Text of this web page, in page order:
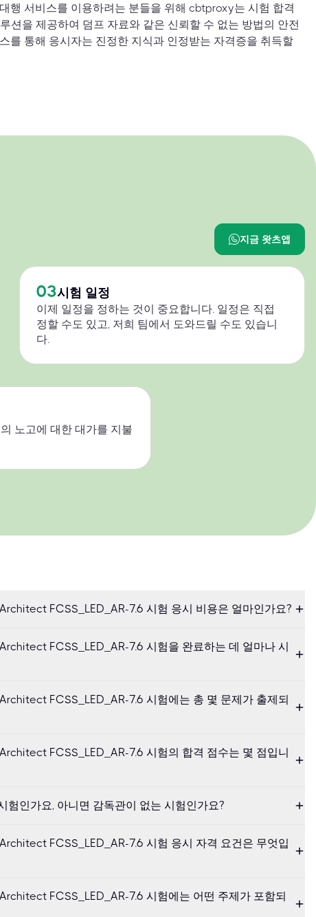
행 서비스를 이용하려는 분들을 위해 cbtproxy는 시험 합격
션을 제공하여 덤프 자료와 같은 신뢰할 수 없는 방법의 안전
를 통해 응시자는 진정한 지식과 인정받는 자격증을 취득할
지금 왓츠앱
03시험 일정
이제 일정을 정하는 것이 중요합니다. 일정은 직접
정할 수도 있고, 저희 팀에서 도와드릴 수도 있습니
다.
노고에 대한 대가를 지불
FCSS_LED_AR-7.6 시험 응시 비용은 얼마인가요?
FCSS_LED_AR-7.6 시험을 완료하는 데 얼마나 시
FCSS_LED_AR-7.6 시험에는 총 몇 문제가 출제되
FCSS_LED_AR-7.6 시험의 합격 점수는 몇 점입니
험인가요, 아니면 감독관이 없는 시험인가요?
FCSS_LED_AR-7.6 시험 응시 자격 요건은 무엇입
FCSS_LED_AR-7.6 시험에는 어떤 주제가 포함되